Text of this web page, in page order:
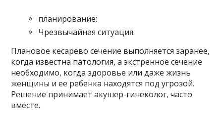
планирование;
Чрезвычайная ситуация.
Плановое кесарево сечение выполняется заранее,
когда известна патология, а экстренное сечение
необходимо, когда здоровье или даже жизнь
женщины и ее ребенка находятся под угрозой.
Решение принимает акушер-гинеколог, часто
вместе.